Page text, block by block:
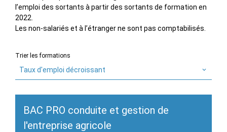
l’emploi des sortants à partir des sortants de formation en
2022.
Les non-salariés et à l’étranger ne sont pas comptabilisés.
Trier les formations
Taux d'emploi décroissant
BAC PRO conduite et gestion de
l'entreprise agricole